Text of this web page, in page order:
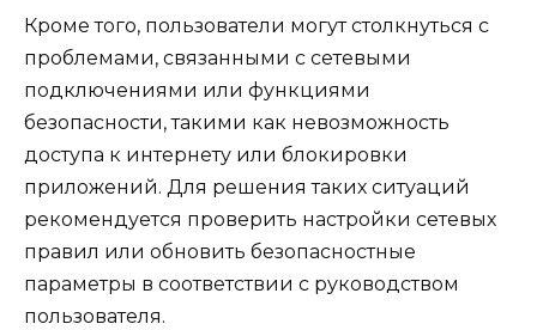
Кроме того, пользователи могут столкнуться с
проблемами, связанными с сетевыми
подключениями или функциями
безопасности, такими как невозможность
доступа к интернету или блокировки
приложений. Для решения таких ситуаций
рекомендуется проверить настройки сетевых
правил или обновить безопасностные
параметры в соответствии с руководством
пользователя.